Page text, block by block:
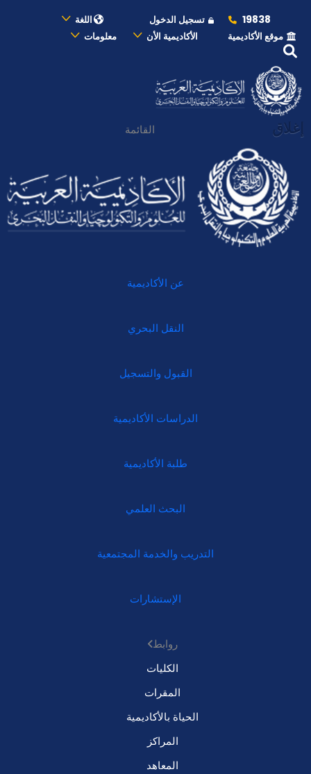
19838 تسجيل الدخول
اللغة
موقع الأكاديمية
الأكاديمية الأن معلومات
إغلاق القائمة
عن الأكاديمية
النقل البحري
القبول والتسجيل
الدراسات الأكاديمية
طلبة الأكاديمية
البحث العلمي
التدريب والخدمة المجتمعية
الإستشارات
روابط
الكليات
المقرات
الحياة بالأكاديمية
المراكز
المعاهد